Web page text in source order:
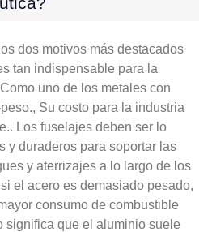
dos motivos más destacados
tan indispensable para la
uno de los metales con
Su costo para la industria
Los fuselajes deben ser lo
y duraderos para soportar las
y aterrizajes a lo largo de los
el acero es demasiado pesado,
consumo de combustible
significa que el aluminio suele